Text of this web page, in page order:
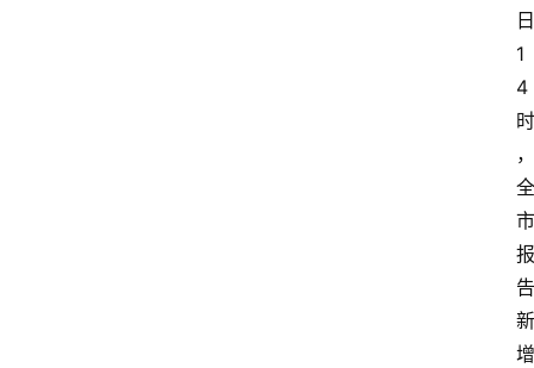
日
1
4
时
，
全
市
报
告
新
增